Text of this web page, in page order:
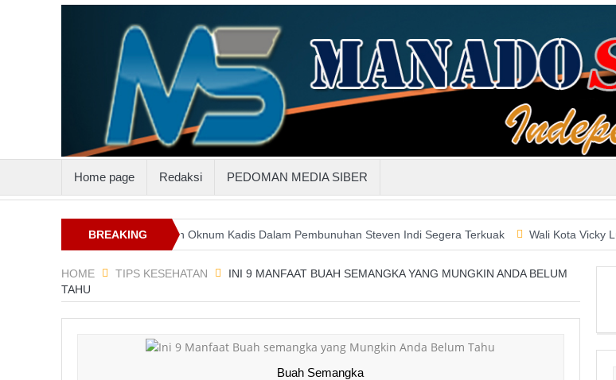
Home page Redaksi PEDOMAN MEDIA SIBER
BREAKING
NEWS
Keterlibatan Oknum Kadis Dalam Pembunuhan Steven Indi Segera Terkuak Wali Kota Vicky Lumentut
HOME TIPS KESEHATAN
INI 9 MANFAAT BUAH SEMANGKA YANG MUNGKIN ANDA BELUM
TAHU
Buah Semangka